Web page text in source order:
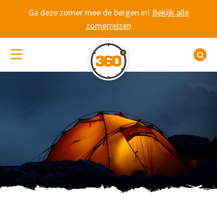
Ga deze zomer mee de bergen in! Bekijk alle
zomerreizen
(De)activeer site navigatie
WANDELVAKANTIE